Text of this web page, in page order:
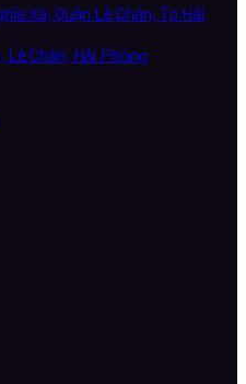
Xá, Quận Lê Chân, Tp Hải
Chân, Hải Phòng